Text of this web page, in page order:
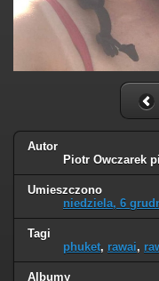
Autor
Piotr Owczarek
Umieszczono
niedziela, 6
Tagi
phuket, rawai,
Albumy